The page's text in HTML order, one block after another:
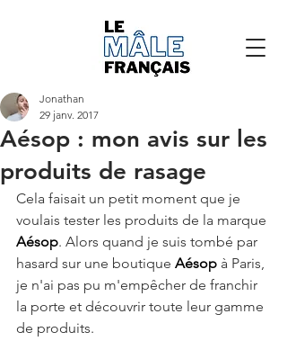
Aésop : mon avis sur les
produits de rasage
Jonathan
29 janv. 2017
Cela faisait un petit moment que je
voulais tester les produits de la marque
Aésop. Alors quand je suis tombé par
hasard sur une boutique Aésop à Paris,
je n'ai pas pu m'empêcher de franchir
la porte et découvrir toute leur gamme
de produits.